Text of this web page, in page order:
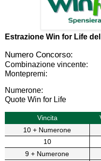
Estrazione Win for Life del
Numero Concorso:
Combinazione vincente:
Montepremi:
Numerone:
Quote Win for Life
Vincita
10 + Numerone
10
9 + Numerone